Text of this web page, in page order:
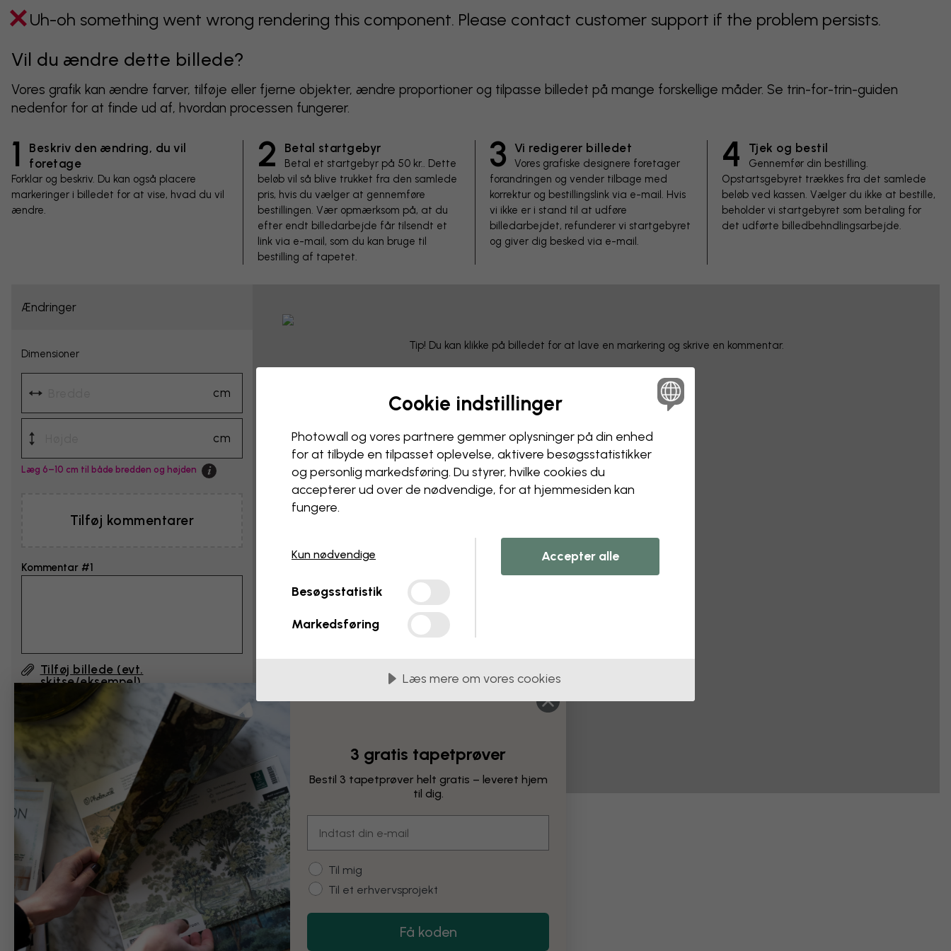
Uh-oh something went wrong rendering this component. Please contact customer support if the problem persists.
Vil du ændre dette billede?
Vores grafik kan ændre farver, tilføje eller fjerne objekter, ændre proportioner og tilpasse billedet på mange forskellige måder. Se trin-for-trin-guiden
nedenfor for at finde ud af, hvordan processen fungerer.
1
Beskriv den ændring, du vil
foretage
Forklar og beskriv. Du kan også placere
markeringer i billedet for at vise, hvad du vil
ændre.
2 Betal startgebyr
Betal et startgebyr på 50 kr.. Dette
beløb vil så blive trukket fra den samlede
pris, hvis du vælger at gennemføre
bestillingen. Vær opmærksom på, at du
efter endt billedarbejde får tilsendt et
link via e-mail, som du kan bruge til
bestilling af tapetet.
3 Vi redigerer billedet
Vores grafiske designere foretager
forandringen og vender tilbage med
korrektur og bestillingslink via e-mail. Hvis
vi ikke er i stand til at udføre
billedarbejdet, refunderer vi startgebyret
og giver dig besked via e-mail.
4 Tjek og bestil
Gennemfør din bestilling.
Opstartsgebyret trækkes fra det samlede
beløb ved kassen. Vælger du ikke at bestille,
beholder vi startgebyret som betaling for
det udførte billedbehndlingsarbejde.
Ændringer
Dimensioner
cm
cm
Læg 6–10 cm til både bredden og højden
Tilføj kommentarer
Kommentar #1
Tilføj billede (evt.
skitse/eksempel)
Ved at klikke på ”Send”, accepterer jeg
Photowalls vilkår for
og bekræfter, at jeg har
Tip! Du kan klikke på billedet for at lave en markering og skrive en kommentar.
Eksempel på ændringer
Sort og hvid
Vintage
3 gratis tapetprøver
Bestil 3 tapetprøver helt gratis – leveret hjem
til dig.
Customer type
Til mig
Til et erhvervsprojekt
Få koden
Cookie indstillinger
Photowall og vores partnere gemmer oplysninger på din enhed
for at tilbyde en tilpasset oplevelse, aktivere besøgs­statistikker
og personlig markedsføring. Du styrer, hvilke cookies du
accepterer ud over de nødvendige, for at hjemmesiden kan
fungere.
Kun nødvendige
Besøgsstatistik
Markedsføring
Accepter alle
Læs mere om vores cookies